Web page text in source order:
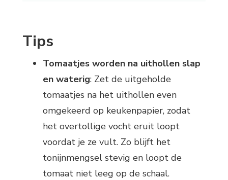
Tips
Tomaatjes worden na uithollen slap
en waterig: Zet de uitgeholde
tomaatjes na het uithollen even
omgekeerd op keukenpapier, zodat
het overtollige vocht eruit loopt
voordat je ze vult. Zo blijft het
tonijnmengsel stevig en loopt de
tomaat niet leeg op de schaal.